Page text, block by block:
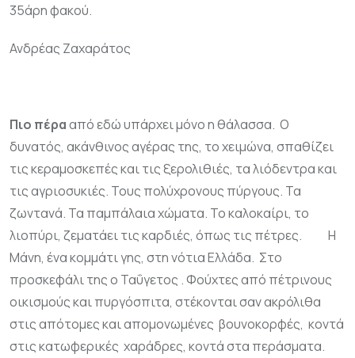
35άρη φακού.
Ανδρέας Ζαχαράτος
Πιο πέρααπό εδώ υπάρχει μόνο η θάλασσα. Ο
δυνατός, ακάνθινος αγέρας της, το χειμώνα, σπαθίζει
τις κεραμοσκεπές και τις ξερολιθιές, τα λιόδεντρα και
τις αγριοσυκιές. Τους πολύχρονους πύργους. Τα
ζωντανά. Τα παμπάλαια χώματα. Το καλοκαίρι, το
λιοπύρι, ζεματάει τις καρδιές, όπως τις πέτρες. Η
Μάνη, ένα κομμάτι γης, στη νότια Ελλάδα. Στο
προσκεφάλι της ο Ταΰγετος . Φούχτες από πέτρινους
οικισμούς και πυργόσπιτα, στέκονται σαν ακρόλιθα
στις απότομες και απομονωμένες βουνοκορφές, κοντά
στις κατωφερικές χαράδρες, κοντά στα περάσματα.